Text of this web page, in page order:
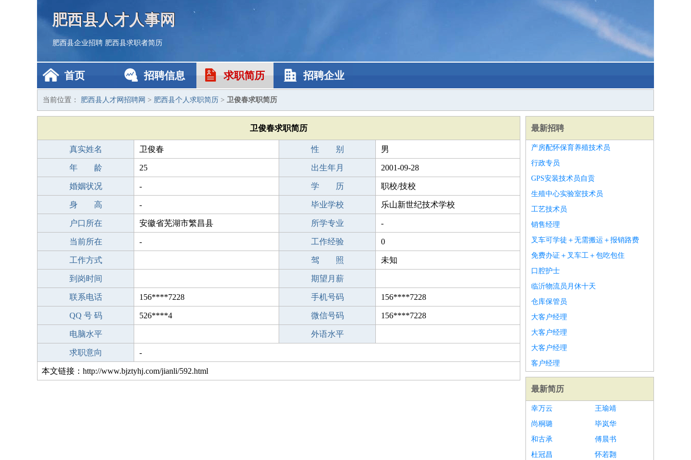
肥西县人才人事网
肥西县企业招聘 肥西县求职者简历
首页 招聘信息 求职简历 招聘企业
当前位置： 肥西县人才网招聘网 > 肥西县个人求职简历 > 卫俊春求职简历
卫俊春求职简历
真实姓名 卫俊春 性 别 男
年 龄 25 出生年月 2001-09-28
婚姻状况 - 学 历 职校/技校
身 高 - 毕业学校 乐山新世纪技术学校
户口所在 安徽省芜湖市繁昌县 所学专业 -
当前所在 - 工作经验 0
工作方式 驾 照 未知
到岗时间 期望月薪
联系电话 156****7228 手机号码 156****7228
QQ 号 码 526****4 微信号码 156****7228
电脑水平 外语水平
求职意向 -
本文链接：http://www.bjztyhj.com/jianli/592.html
最新招聘
产房配怀保育养殖技术员
行政专员
GPS安装技术员自贡
生殖中心实验室技术员
工艺技术员
销售经理
叉车可学徒＋无需搬运＋报销路费
免费办证＋叉车工＋包吃包住
口腔护士
临沂物流员月休十天
仓库保管员
大客户经理
大客户经理
大客户经理
客户经理
最新简历
幸万云
王瑜靖
尚桐璐
毕岚华
和古承
傅晨书
杜冠昌
怀若翾